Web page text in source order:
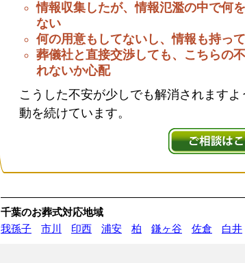
情報収集したが、情報氾濫の中で何
ない
何の用意もしてないし、情報も持っ
葬儀社と直接交渉しても、こちらの
れないか心配
こうした不安が少しでも解消されます
動を続けています。
千葉のお葬式対応地域
我孫子
市川 印西 浦安 柏 鎌ヶ谷 佐倉 白井